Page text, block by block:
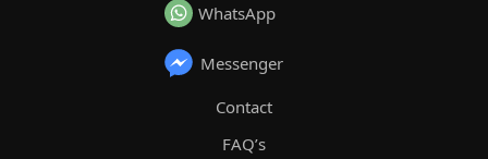
WhatsApp
Messenger
Contact
FAQ’s